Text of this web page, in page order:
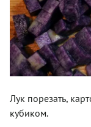
Лук порезать,
кубиком.